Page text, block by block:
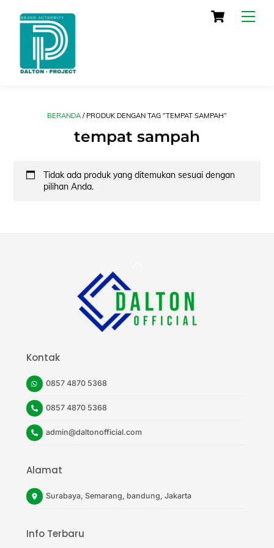
Cart
BERANDA / PRODUK DENGAN TAG “TEMPAT SAMPAH”
tempat sampah
Tidak ada produk yang ditemukan sesuai dengan
pilihan Anda.
Kontak
0857 4870 5368
0857 4870 5368
admin@daltonofficial.com
Alamat
Surabaya, Semarang, bandung, Jakarta
Info Terbaru